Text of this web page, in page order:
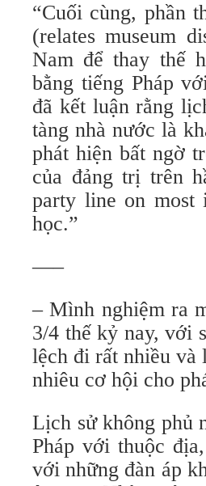
“Cuối cùng, phần
(relates museum
Nam để thay thế
bằng tiếng Pháp
đã kết luận rằng
tàng nhà nước là
phát hiện bất ngờ
của đảng trị trên
party line on most
học.”
—–
– Mình nghiệm ra
3/4 thế kỷ nay, với
lệch đi rất nhiều và
nhiêu cơ hội cho
Lịch sử không phủ
Pháp với thuộc
với những đàn áp